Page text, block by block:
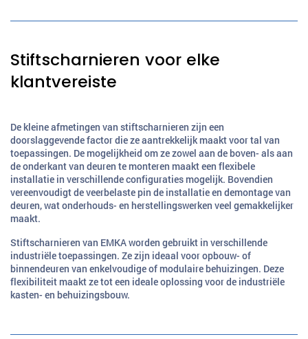
Stiftscharnieren voor elke
klantvereiste
De kleine afmetingen van stiftscharnieren zijn een
doorslaggevende factor die ze aantrekkelijk maakt voor tal van
toepassingen. De mogelijkheid om ze zowel aan de boven- als aan
de onderkant van deuren te monteren maakt een flexibele
installatie in verschillende configuraties mogelijk. Bovendien
vereenvoudigt de veerbelaste pin de installatie en demontage van
deuren, wat onderhouds- en herstellingswerken veel gemakkelijker
maakt.
Stiftscharnieren van EMKA worden gebruikt in verschillende
industriële toepassingen. Ze zijn ideaal voor opbouw- of
binnendeuren van enkelvoudige of modulaire behuizingen. Deze
flexibiliteit maakt ze tot een ideale oplossing voor de industriële
kasten- en behuizingsbouw.